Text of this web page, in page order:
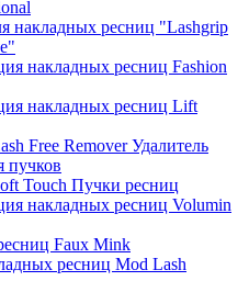
накладных ресниц "Lashgrip
накладных ресниц Fashion
накладных ресниц Lift
Free Remover Удалитель
пучков
Touch Пучки ресниц
накладных ресниц Volumin
Faux Mink
ресниц Mod Lash